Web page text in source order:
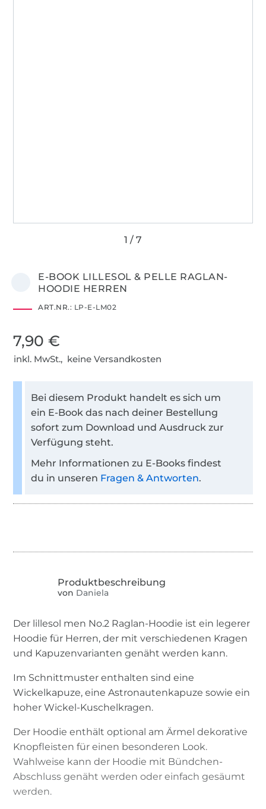
E-BOOK LILLESOL & PELLE RAGLAN-
HOODIE HERREN
ART.NR.: LP-E-LM02
7,90 €
inkl. MwSt., keine Versandkosten
Bei diesem Produkt handelt es sich um
ein E-Book das nach deiner Bestellung
sofort zum Download und Ausdruck zur
Verfügung steht.
Mehr Informationen zu E-Books findest
du in unseren Fragen & Antworten.
von Daniela
Der lillesol men No.2 Raglan-Hoodie ist ein legerer
Hoodie für Herren, der mit verschiedenen Kragen
und Kapuzenvarianten genäht werden kann.
Im Schnittmuster enthalten sind eine
Wickelkapuze, eine Astronautenkapuze sowie ein
hoher Wickel-Kuschelkragen.
Der Hoodie enthält optional am Ärmel dekorative
Knopfleisten für einen besonderen Look.
Wahlweise kann der Hoodie mit Bündchen-
Abschluss genäht werden oder einfach gesäumt
werden.